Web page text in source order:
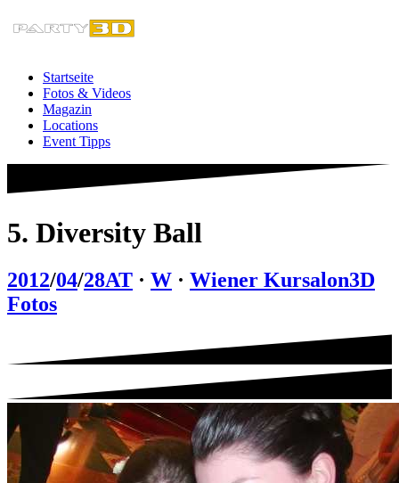
Inhalt
Startseite
Fotos & Videos
Magazin
Locations
Event Tipps
5. Diversity Ball
2012/04/28AT · W · Wiener Kursalon3D
Fotos